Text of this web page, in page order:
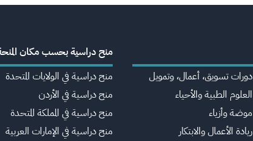
دورات تسويق، أعمال، وتمويل
العلوم الطبية والأحياء
موضة وأزياء
ريادة الأعمال والابتكار
منح دراسية بحسب مكان
منح دراسية في الولايات المتحدة
منح دراسية في الأردن
منح دراسية في المملكة المتحدة
منح دراسية في الإمارات العربية